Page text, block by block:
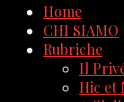
Home
CHI SIAMO
Rubriche
Il
Hic et